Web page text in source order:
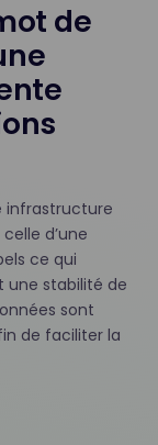
de
infrastructure
d’une
ce qui
une stabilité de
sont
de faciliter la